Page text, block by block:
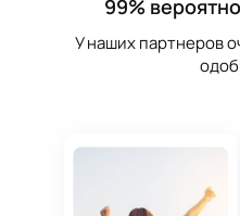
99%
У наших партнеров